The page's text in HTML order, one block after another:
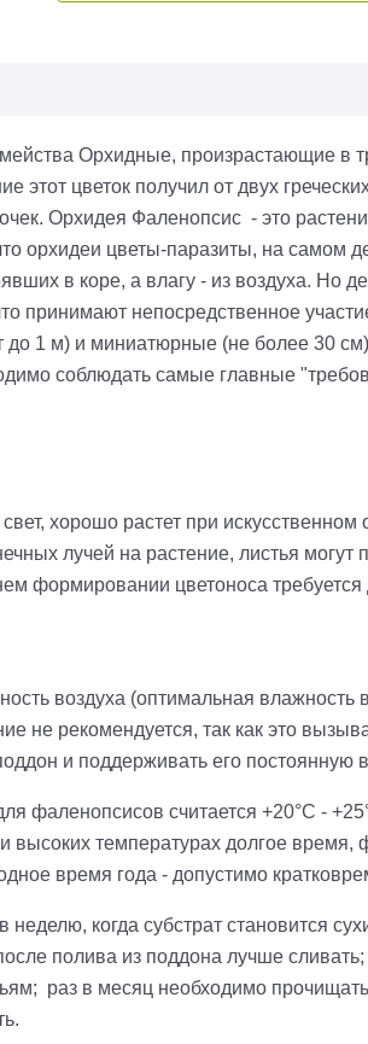
Орхидные, произрастающие в
цветок получил от двух
Орхидея Фаленопсис - это
орхидеи цветы-паразиты, на самом
в коре, а влагу - из воздуха. Но
принимают непосредственное
1 м) и миниатюрные (не более 30
соблюдать самые главные
хорошо растет при
лучей на растение, листья могут
формировании цветоноса
воздуха (оптимальная влажность
не рекомендуется, так как это
и поддерживать его постоянную
фаленопсисов считается +20°С -
температурах долгое время,
время года - допустимо
когда субстрат становится
полива из поддона лучше
раз в месяц необходимо